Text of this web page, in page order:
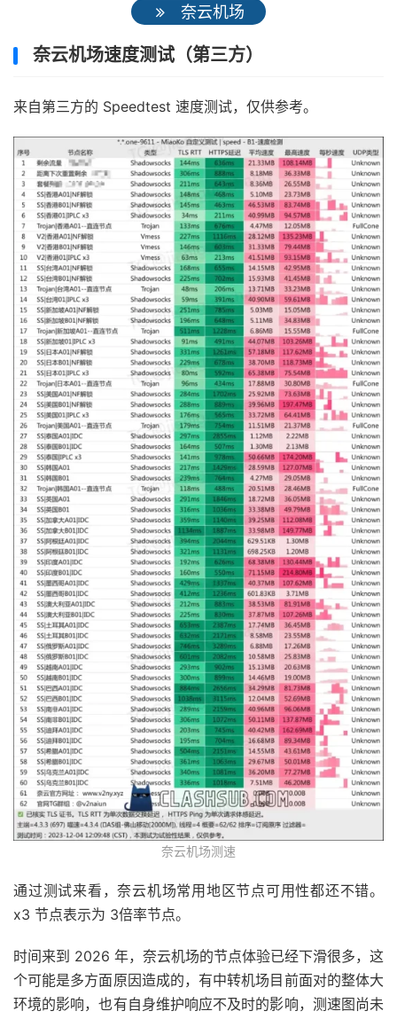
奈云机场
奈云机场速度测试（第三方）
来自第三方的 Speedtest 速度测试，仅供参考。
奈云机场测速
通过测试来看，奈云机场常用地区节点可用性都还不错。
x3 节点表示为 3倍率节点。
时间来到 2026 年，奈云机场的节点体验已经下滑很多，这
个可能是多方面原因造成的，有中转机场目前面对的整体大
环境的影响，也有自身维护响应不及时的影响，测速图尚未